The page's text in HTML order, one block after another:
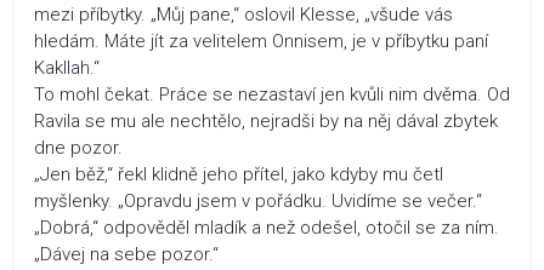
mezi příbytky. „Můj pane,“ oslovil Klesse, „všude vás
hledám. Máte jít za velitelem Onnisem, je v příbytku paní
Kakllah.“
To mohl čekat. Práce se nezastaví jen kvůli nim dvěma. Od
Ravila se mu ale nechtělo, nejradši by na něj dával zbytek
dne pozor.
„Jen běž,“ řekl klidně jeho přítel, jako kdyby mu četl
myšlenky. „Opravdu jsem v pořádku. Uvidíme se večer.“
„Dobrá,“ odpověděl mladík a než odešel, otočil se za ním.
„Dávej na sebe pozor.“